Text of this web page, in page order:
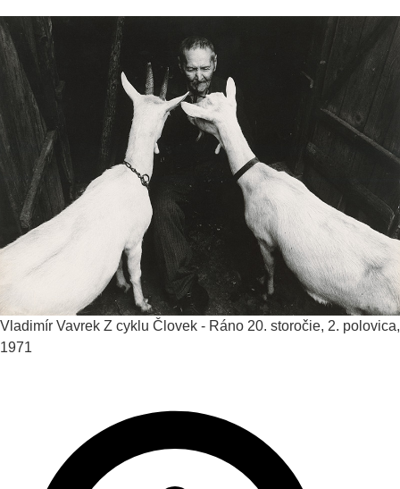
Vladimír Vavrek Z cyklu Človek - Ráno 20. storočie, 2. polovica,
1971